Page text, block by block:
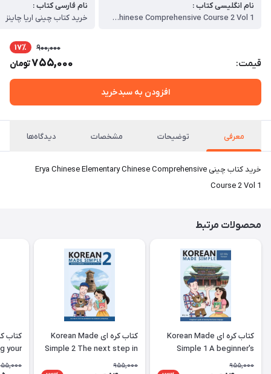
نام انگلیسی کتاب :
Erya Chinese Elementary Chinese Comprehensive Course 2 Vol 1
نام فارسی کتاب :
خرید کتاب چینی اریا چاینز
قیمت:
900,000 17٪
755,000تومان
افزودن به سبدخرید
معرفی توضیحات مشخصات دیدگاه‌ها
خرید کتاب چینی Erya Chinese Elementary Chinese Comprehensive
Course 2 Vol 1
محصولات مرتبط
کتاب کره ای Korean Made
Simple 1 A beginner's
guide to learning the
955,000
کتاب کره ای Korean Made
Simple 2 The next step in
learning the Korean
955,000
your
the